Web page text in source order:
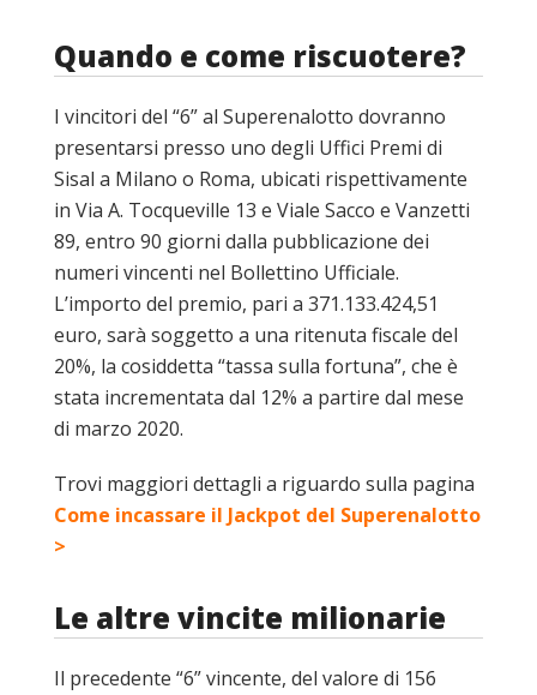
Quando e come riscuotere?
I vincitori del “6” al Superenalotto dovranno
presentarsi presso uno degli Uffici Premi di
Sisal a Milano o Roma, ubicati rispettivamente
in Via A. Tocqueville 13 e Viale Sacco e Vanzetti
89, entro 90 giorni dalla pubblicazione dei
numeri vincenti nel Bollettino Ufficiale.
L’importo del premio, pari a 371.133.424,51
euro, sarà soggetto a una ritenuta fiscale del
20%, la cosiddetta “tassa sulla fortuna”, che è
stata incrementata dal 12% a partire dal mese
di marzo 2020.
Trovi maggiori dettagli a riguardo sulla pagina
Come incassare il Jackpot del Superenalotto
>
Le altre vincite milionarie
Il precedente “6” vincente, del valore di 156